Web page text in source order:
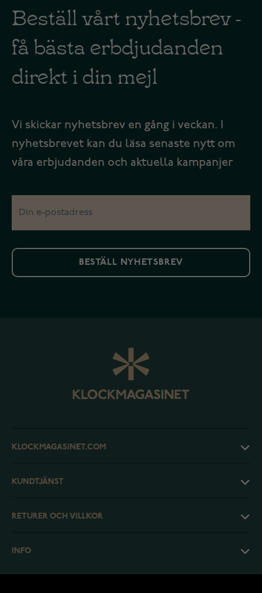
Beställ vårt nyhetsbrev -
få bästa erbdjudanden
direkt i din mejl
Vi skickar nyhetsbrev en gång i veckan. I
nyhetsbrevet kan du läsa senaste nytt om
våra erbjudanden och aktuella kampanjer
BESTÄLL NYHETSBREV
KLOCKMAGASINET.COM
KUNDTJÄNST
RETURER OCH VILLKOR
INFO